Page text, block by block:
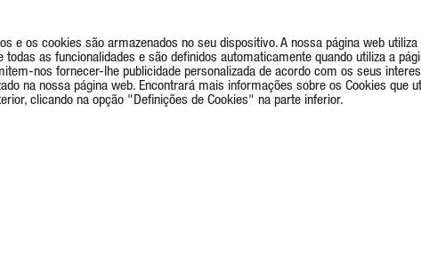
e os cookies são armazenados no seu dispositivo. A nossa página web
as funcionalidades e são definidos automaticamente quando utiliza a
nos fornecer-lhe publicidade personalizada de acordo com os seus
na nossa página web. Encontrará mais informações sobre os Cookies que
clicando na opção "Definições de Cookies" na parte inferior.